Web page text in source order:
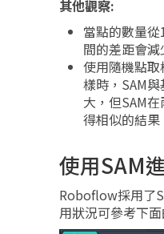
其他觀察:
當點的數量
間的差距會減
使用隨機點
樣時，SAM
大，但SAM
得相似的結果
使用SAM
Roboflow採用了
用狀況可參考下